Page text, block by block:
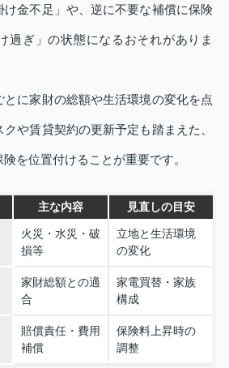
け金不足」や、逆に不要な補償に保険
過ぎ」の状態になるおそれがありま
とに家財の総額や生活環境の変化を点
や賃貸契約の更新予定も踏まえた、
を位置付けることが重要です。
主な内容 見直しの目安
火災・水災・破
損等
立地と生活環境
の変化
家財総額との適
合
家電買替・家族
構成
賠償責任・費用
補償
保険料上昇時の
調整